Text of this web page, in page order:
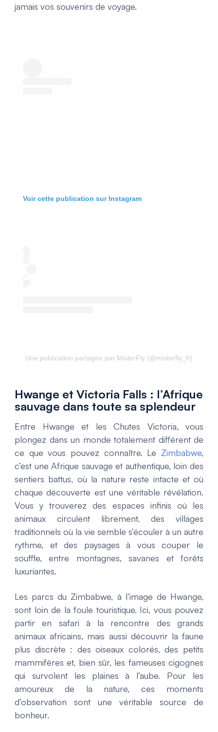
jamais vos souvenirs de voyage.
Voir cette publication sur Instagram
Une publication partagée par MisterFly (@misterfly_fr)
Hwange et Victoria Falls : l’Afrique
sauvage dans toute sa splendeur
Entre Hwange et les Chutes Victoria, vous
plongez dans un monde totalement différent de
ce que vous pouvez connaître. Le Zimbabwe,
c’est une Afrique sauvage et authentique, loin des
sentiers battus, où la nature reste intacte et où
chaque découverte est une véritable révélation.
Vous y trouverez des espaces infinis où les
animaux circulent librement, des villages
traditionnels où la vie semble s’écouler à un autre
rythme, et des paysages à vous couper le
souffle, entre montagnes, savanes et forêts
luxuriantes.
Les parcs du Zimbabwe, à l’image de Hwange,
sont loin de la foule touristique. Ici, vous pouvez
partir en safari à la rencontre des grands
animaux africains, mais aussi découvrir la faune
plus discrète : des oiseaux colorés, des petits
mammifères et, bien sûr, les fameuses cigognes
qui survolent les plaines à l’aube. Pour les
amoureux de la nature, ces moments
d’observation sont une véritable source de
bonheur.